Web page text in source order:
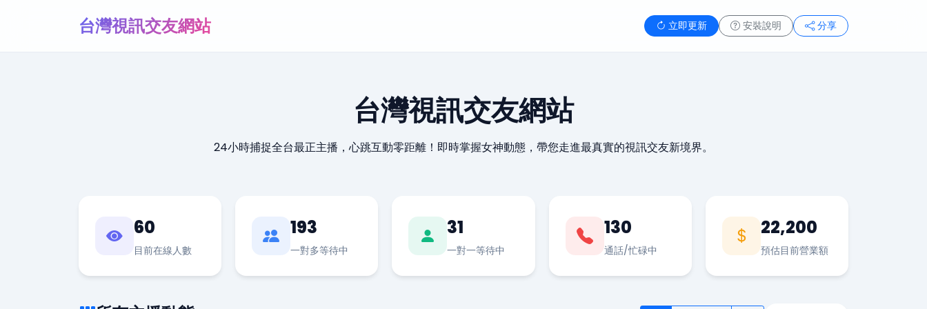
台灣視訊交友網站 立即更新 安裝說明 分享
台灣視訊交友網站
24小時捕捉全台最正主播，心跳互動零距離！即時掌握女神動態，帶您走進最真實的視訊交友新境界。
60
目前在線人數
193
一對多等待中
31
一對一等待中
130
通話/忙碌中
22,200
預估目前營業額